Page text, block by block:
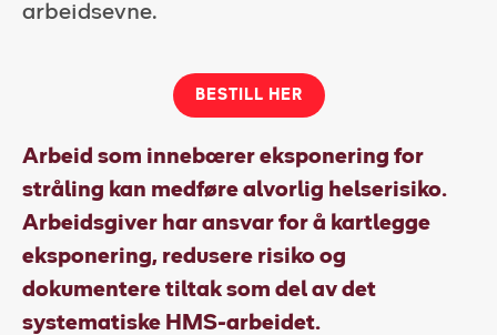
Kundeportal
arbeidsevne.
BESTILL HER
Arbeid som innebærer eksponering for
stråling kan medføre alvorlig helserisiko.
Arbeidsgiver har ansvar for å kartlegge
eksponering, redusere risiko og
dokumentere tiltak som del av det
systematiske HMS-arbeidet.